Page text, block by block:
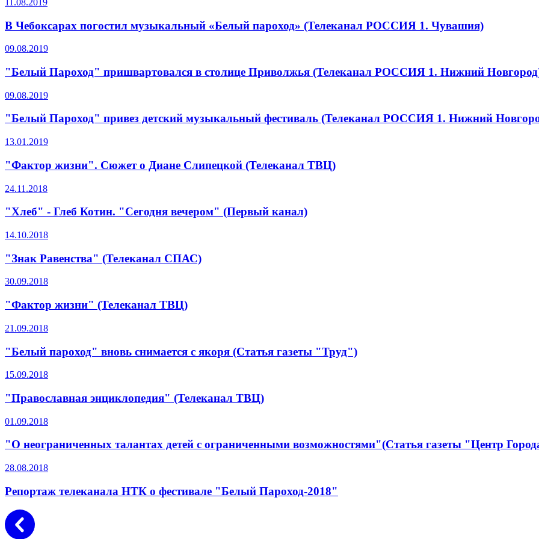
В Чебоксарах погостил музыкальный «Белый пароход» (Телеканал РОССИЯ 1. Чувашия)
09.08.2019
"Белый Пароход" пришвартовался в столице Приволжья (Телеканал РОССИЯ 1. Нижний
09.08.2019
"Белый Пароход" привез детский музыкальный фестиваль (Телеканал РОССИЯ 1. Нижний
13.01.2019
"Фактор жизни". Сюжет о Диане Слипецкой (Телеканал ТВЦ)
24.11.2018
"Хлеб" - Глеб Котин. "Сегодня вечером" (Первый канал)
14.10.2018
"Знак Равенства" (Телеканал СПАС)
30.09.2018
"Фактор жизни" (Телеканал ТВЦ)
21.09.2018
"Белый пароход" вновь снимается с якоря (Статья газеты "Труд")
15.09.2018
"Православная энциклопедия" (Телеканал ТВЦ)
01.09.2018
"О неограниченных талантах детей с ограниченными возможностями"(Статья газеты "Центр
28.08.2018
Репортаж телеканала НТК о фестивале "Белый Пароход-2018"